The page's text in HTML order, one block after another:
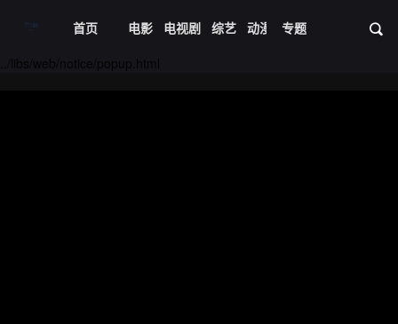
首页 电影 电视剧 综艺 动漫 短剧大全 资
专题